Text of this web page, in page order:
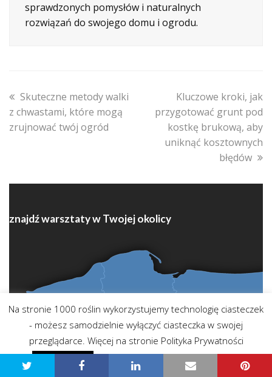
sprawdzonych pomysłów i naturalnych
rozwiązań do swojego domu i ogrodu.
previous
post:
Skuteczne metody walki
z chwastami, które mogą
zrujnować twój ogród
next
post:
Kluczowe kroki, jak
przygotować grunt pod
kostkę brukową, aby
uniknąć kosztownych
błędów
znajdź warsztaty w Twojej okolicy
Na stronie 1000 roślin wykorzystujemy technologię ciasteczek
- możesz samodzielnie wyłączyć ciasteczka w swojej
przeglądarce. Więcej na stronie Polityka Prywatności
Zgadzam się Polityka prywatności - przeczytaj